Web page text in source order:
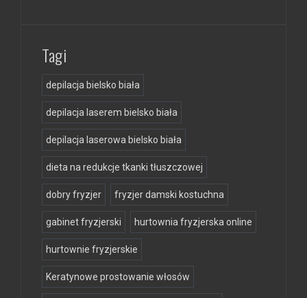
Tagi
depilacja bielsko biała
depilacja laserem bielsko biała
depilacja laserowa bielsko biała
dieta na redukcje tkanki tłuszczowej
dobry fryzjer fryzjer damski kostuchna
gabinet fryzjerski hurtownia fryzjerska online
hurtownie fryzjerskie
Keratynowe prostowanie włosów